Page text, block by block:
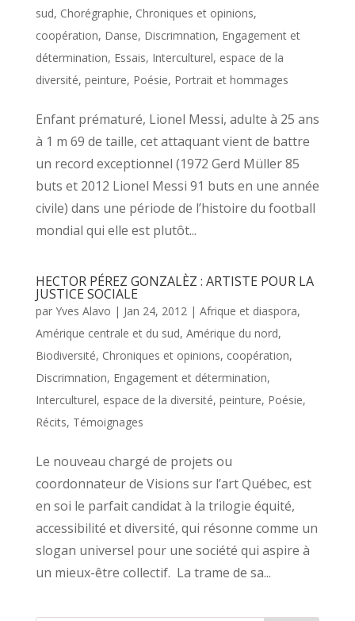
sud, Chorégraphie, Chroniques et opinions,
coopération, Danse, Discrimnation, Engagement et
détermination, Essais, Interculturel, espace de la
diversité, peinture, Poésie, Portrait et hommages
Enfant prématuré, Lionel Messi, adulte à 25 ans
à 1 m 69 de taille, cet attaquant vient de battre
un record exceptionnel (1972 Gerd Müller 85
buts et 2012 Lionel Messi 91 buts en une année
civile) dans une période de l’histoire du football
mondial qui elle est plutôt...
HECTOR PÉREZ GONZALÈZ : ARTISTE POUR LA
JUSTICE SOCIALE
par Yves Alavo | Jan 24, 2012| Afrique et diaspora,
Amérique centrale et du sud, Amérique du nord,
Biodiversité, Chroniques et opinions, coopération,
Discrimnation, Engagement et détermination,
Interculturel, espace de la diversité, peinture, Poésie,
Récits, Témoignages
Le nouveau chargé de projets ou
coordonnateur de Visions sur l’art Québec, est
en soi le parfait candidat à la trilogie équité,
accessibilité et diversité, qui résonne comme un
slogan universel pour une société qui aspire à
un mieux-être collectif. La trame de sa...